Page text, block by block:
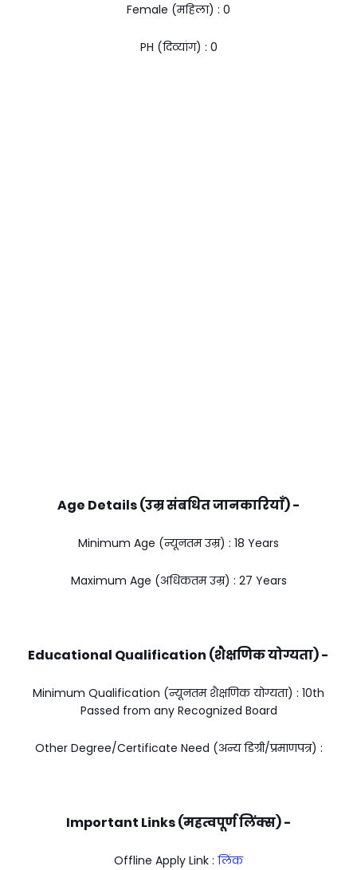
Female (महिला) : ₹0
PH (दिव्यांग) : ₹0
Age Details (उम्र संबधित जानकारियाँ) -
Minimum Age (न्यूनतम उम्र) : 18 Years
Maximum Age (अधिकतम उम्र) : 27 Years
Educational Qualification (शैक्षणिक योग्यता) -
Minimum Qualification (न्यूनतम शैक्षणिक योग्यता) : 10th
Passed from any Recognized Board
Other Degree/Certificate Need (अन्य डिग्री/प्रमाणपत्र) :
Important Links (महत्वपूर्ण लिंक्स) -
Offline Apply Link : लिंक